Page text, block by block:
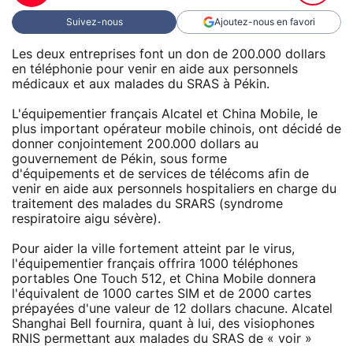
Suivez-nous Ajoutez-nous en favori
Les deux entreprises font un don de 200.000 dollars
en téléphonie pour venir en aide aux personnels
médicaux et aux malades du SRAS à Pékin.
L'équipementier français Alcatel et China Mobile, le
plus important opérateur mobile chinois, ont décidé de
donner conjointement 200.000 dollars au
gouvernement de Pékin, sous forme
d'équipements et de services de télécoms afin de
venir en aide aux personnels hospitaliers en charge du
traitement des malades du SRARS (syndrome
respiratoire aigu sévère).
Pour aider la ville fortement atteint par le virus,
l'équipementier français offrira 1000 téléphones
portables One Touch 512, et China Mobile donnera
l'équivalent de 1000 cartes SIM et de 2000 cartes
prépayées d'une valeur de 12 dollars chacune. Alcatel
Shanghai Bell fournira, quant à lui, des visiophones
RNIS permettant aux malades du SRAS de « voir »